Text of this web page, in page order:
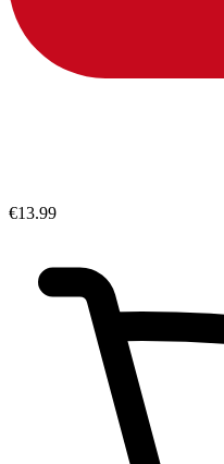
€13.99